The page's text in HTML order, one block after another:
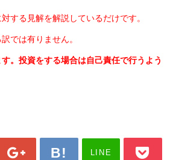
する見解を解説しているだけです。
では有りません。
。投資をする場合は自己責任で行うよう
LINE